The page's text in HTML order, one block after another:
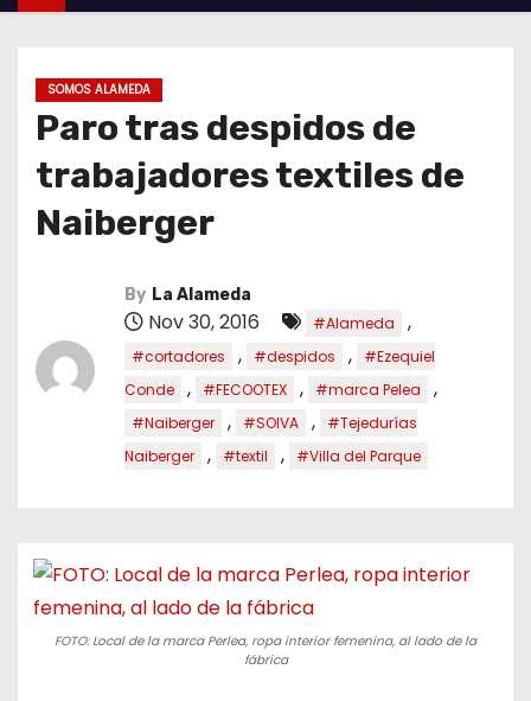
SOMOS ALAMEDA
Paro tras despidos de
trabajadores textiles de
Naiberger
By La Alameda
Nov 30, 2016 #Alameda ,
#cortadores , #despidos ,
#Ezequiel
Conde
, #FECOOTEX , #marca Pelea ,
#Naiberger , #SOIVA ,
#Tejedurías
Naiberger
, #textil , #Villa del Parque
FOTO: Local de la marca Perlea, ropa interior femenina, al lado de la
fábrica